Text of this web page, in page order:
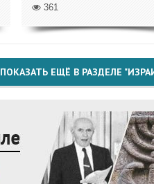
361
ПОКАЗАТЬ ЕЩЁ В РАЗДЕЛЕ